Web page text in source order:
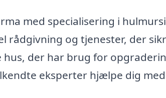
med specialisering i
rådgivning og tjenester, der
der har brug for
eksperter hjælpe dig